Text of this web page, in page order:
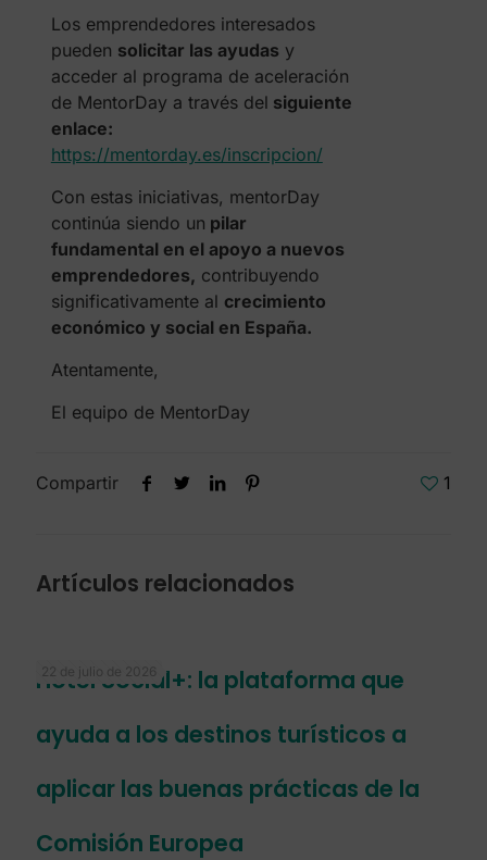
Los emprendedores interesados
pueden solicitar las ayudas y
acceder al programa de aceleración
de MentorDay a través del siguiente
enlace:
https://mentorday.es/inscripcion/
Con estas iniciativas, mentorDay
continúa siendo un pilar
fundamental en el apoyo a nuevos
emprendedores, contribuyendo
significativamente al crecimiento
económico y social en España.
Atentamente,
El equipo de MentorDay
Compartir 1
Artículos relacionados
22 de julio de 2026
Hotel Social+: la plataforma que
ayuda a los destinos turísticos a
aplicar las buenas prácticas de la
Comisión Europea